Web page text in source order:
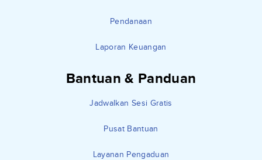
Pendanaan
Laporan Keuangan
Bantuan & Panduan
Jadwalkan Sesi Gratis
Pusat Bantuan
Layanan Pengaduan